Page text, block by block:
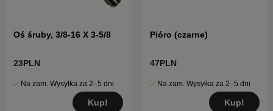
Oś śruby, 3/8-16 X 3-5/8
23PLN
Na zam. Wysyłka za 2–5 dni
Kup!
Pióro (czarne)
47PLN
Na zam. Wysyłka za 2–5 dni
Kup!